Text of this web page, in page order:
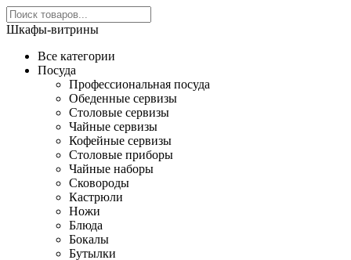
Шкафы-витрины
Все категории
Посуда
Профессиональная посуда
Обеденные сервизы
Столовые сервизы
Чайные сервизы
Кофейные сервизы
Столовые приборы
Чайные наборы
Сковороды
Кастрюли
Ножи
Блюда
Бокалы
Бутылки